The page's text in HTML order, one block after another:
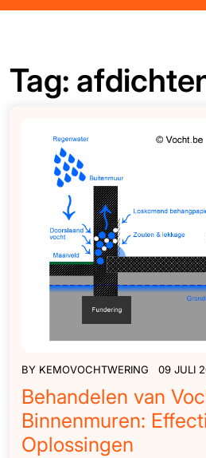
Tag:
BY KEMOVOCHTWERING 09 JULI
Behandelen van
Binnenmuren:
Oplossingen